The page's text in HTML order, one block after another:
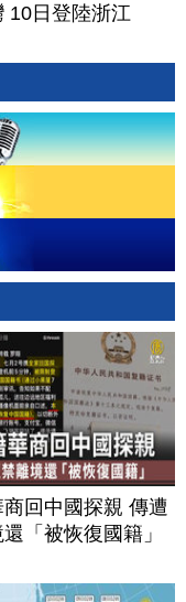
10日登陸浙江
商回中國探親 傳遭
「被恢復國籍」